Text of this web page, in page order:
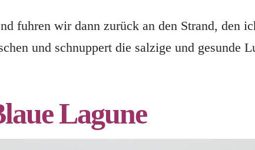
fuhren wir dann zurück an den Strand, den
und schnuppert die salzige und gesunde
Lagune